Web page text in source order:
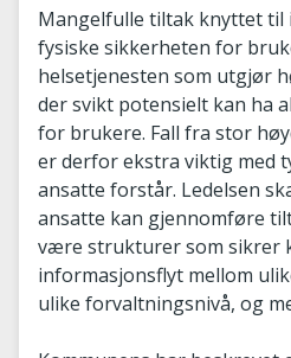
Mangelfulle tiltak knyttet til
fysiske sikkerheten for
helsetjenesten som utgjør
der svikt potensielt kan ha
for brukere. Fall fra stor
er derfor ekstra viktig med
ansatte forstår. Ledelsen
ansatte kan gjennomføre
være strukturer som sikrer
informasjonsflyt mellom
ulike forvaltningsnivå, og